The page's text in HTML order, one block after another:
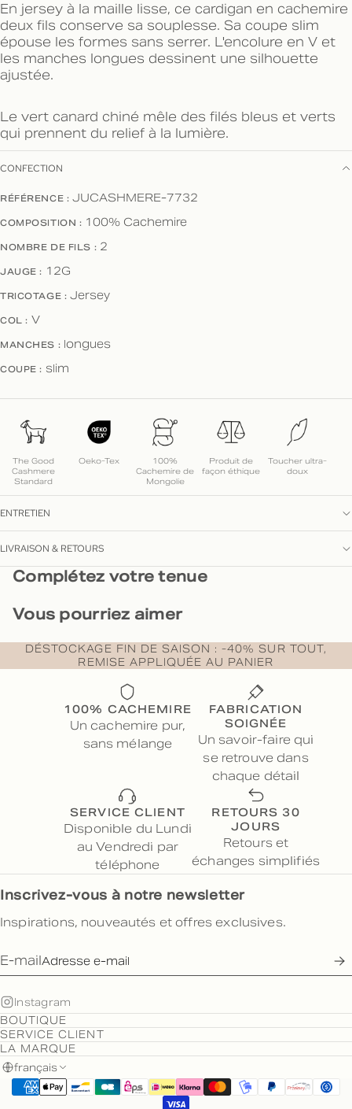
En jersey à la maille lisse, ce cardigan en cachemire
deux fils conserve sa souplesse. Sa coupe slim
épouse les formes sans serrer. L'encolure en V et
les manches longues dessinent une silhouette
ajustée.
Le vert canard chiné mêle des filés bleus et verts
qui prennent du relief à la lumière.
CONFECTION
RÉFÉRENCE : JUCASHMERE-7732
COMPOSITION : 100% Cachemire
NOMBRE DE FILS : 2
JAUGE : 12G
TRICOTAGE : Jersey
COL : V
MANCHES : longues
COUPE : slim
The Good
Cashmere
Standard
Oeko-Tex
100%
Cachemire de
Mongolie
Produit de
façon éthique
Toucher ultra-
doux
ENTRETIEN
LIVRAISON & RETOURS
Complétez votre tenue
Vous pourriez aimer
DÉSTOCKAGE FIN DE SAISON : -40% SUR TOUT,
REMISE APPLIQUÉE AU PANIER
100% CACHEMIRE
Un cachemire pur,
sans mélange
FABRICATION
SOIGNÉE
Un savoir-faire qui
se retrouve dans
chaque détail
SERVICE CLIENT
Disponible du Lundi
au Vendredi par
téléphone
RETOURS 30
JOURS
Retours et
échanges simplifiés
Inscrivez-vous à notre newsletter
Inspirations, nouveautés et offres exclusives.
E-mail
Instagram
BOUTIQUE
SERVICE CLIENT
LA MARQUE
français